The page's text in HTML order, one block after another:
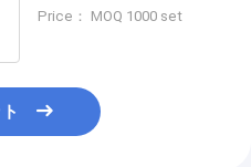
Price： MOQ 1000 set